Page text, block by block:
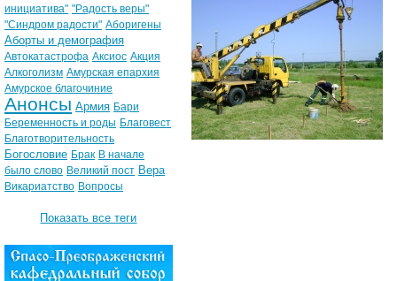
инициатива" "Радость веры"
"Синдром радости" Аборигены
Аборты и демография
Автокатастрофа Аксиос Акция
Алкоголизм Амурская епархия
Амурское благочиние
Анонсы Армия Бари
Беременность и роды Благовест
Благотворительность
Богословие Брак В начале
было слово Великий пост Вера
Викариатство Вопросы
Показать все теги